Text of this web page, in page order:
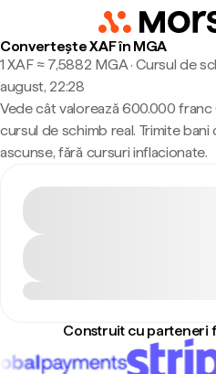
Convertește XAF în MGA
1 XAF ≈ 7,5882 MGA · Cursul de
august, 22:28
Vede cât valorează 600.000 franc
cursul de schimb real. Trimite
ascunse, fără cursuri inflacionate.
Construit cu parteneri